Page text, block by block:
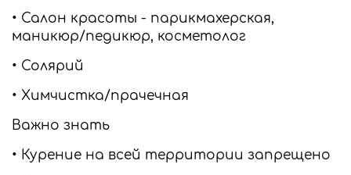
• Салон красоты - парикмахерская,
маникюр/педикюр, косметолог
• Солярий
• Химчистка/прачечная
Важно знать
• Курение на всей территории запрещено